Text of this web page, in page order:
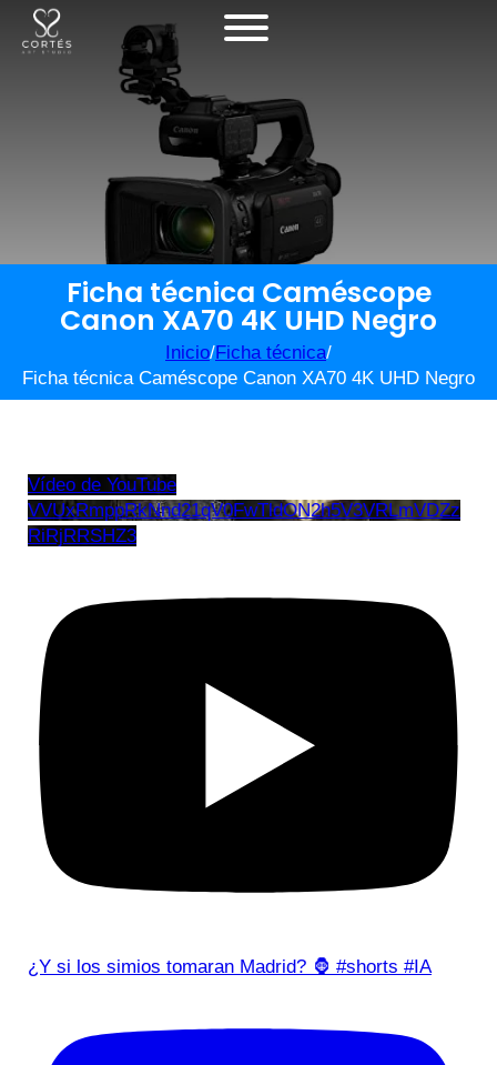
Ficha técnica Caméscope
Canon XA70 4K UHD Negro
Inicio/Ficha técnica/
Ficha técnica Caméscope Canon XA70 4K UHD Negro
Vídeo de YouTube
VVUxRmppRkNnd21qV0FwTldON2h5V3VRLmVDZz
RiRjRRSHZ3
¿Y si los simios tomaran Madrid? 🦍 #shorts #IA